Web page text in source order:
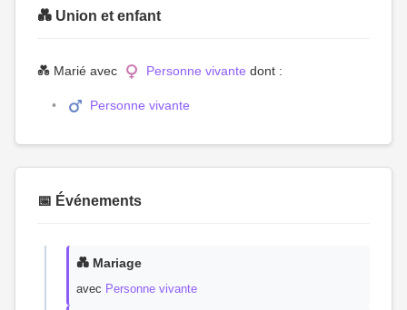
💑 Union et enfant
💑 Marié avec Personne vivante dont :
Personne vivante
📅 Événements
💑 Mariage
avec Personne vivante